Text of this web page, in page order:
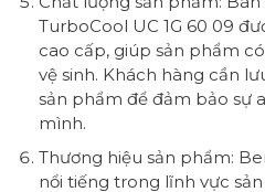
TurboCool UC 1G 60 09
cao cấp, giúp sản phẩm
vệ sinh. Khách hàng cần
sản phẩm để đảm bảo sự
mình.
Thương hiệu sản phẩm:
nổi tiếng trong lĩnh vực